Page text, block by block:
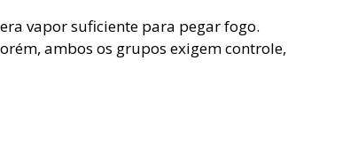
vapor suficiente para pegar fogo.
ambos os grupos exigem controle,